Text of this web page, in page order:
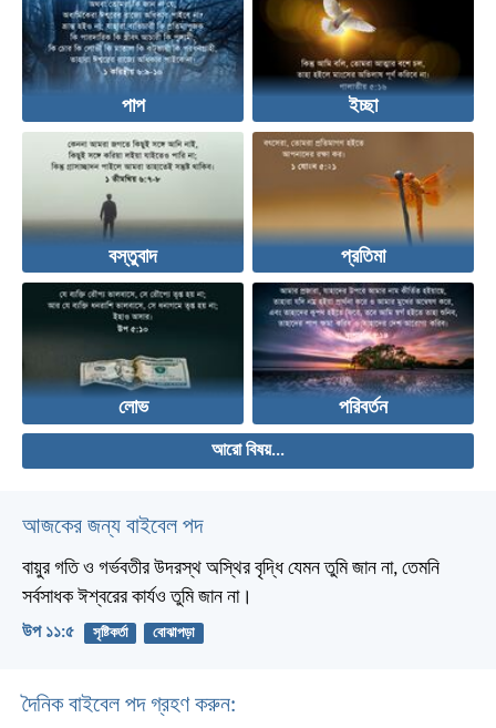
পাপ ইচ্ছা
বস্তুবাদ প্রতিমা
লোভ পরিবর্তন
আরো বিষয়...
আজকের জন্য বাইবেল পদ
বায়ুর গতি ও গর্ভবতীর উদরস্থ অস্থির বৃদ্ধি যেমন তুমি জান না, তেমনি
সর্বসাধক ঈশ্বরের কার্যও তুমি জান না।
উপ ১১:৫ সৃষ্টিকর্তা বোঝাপড়া
দৈনিক বাইবেল পদ গ্রহণ করুন: